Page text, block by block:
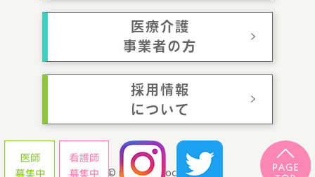
医療介護
事業者の方
採用情報
について
© momotaroclinic.jp